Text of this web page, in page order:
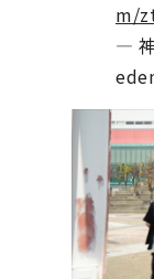
m/
—